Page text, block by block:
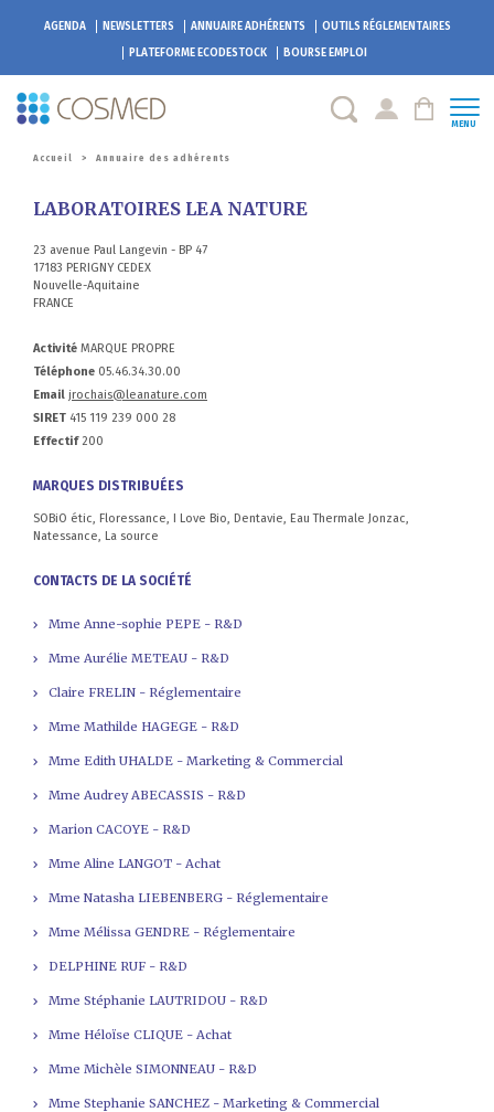
AGENDA NEWSLETTERS ANNUAIRE ADHÉRENTS
OUTILS RÉGLEMENTAIRES
PLATEFORMEECODESTOCK BOURSE EMPLOI
MENU
Accueil > Annuaire des adhérents
LABORATOIRES LEA NATURE
23 avenue Paul Langevin - BP 47
17183 PERIGNY CEDEX
Nouvelle-Aquitaine
FRANCE
Activité MARQUE PROPRE
Téléphone 05.46.34.30.00
Email jrochais@leanature.com
SIRET 415 119 239 000 28
Effectif200
MARQUES DISTRIBUÉES
SOBiO étic, Floressance, I Love Bio, Dentavie, Eau Thermale Jonzac,
Natessance, La source
CONTACTS DE LA SOCIÉTÉ
Mme Anne-sophie PEPE - R&D
Mme Aurélie METEAU - R&D
Claire FRELIN - Réglementaire
Mme Mathilde HAGEGE - R&D
Mme Edith UHALDE - Marketing & Commercial
Mme Audrey ABECASSIS - R&D
Marion CACOYE - R&D
Mme Aline LANGOT - Achat
Mme Natasha LIEBENBERG - Réglementaire
Mme Mélissa GENDRE - Réglementaire
DELPHINE RUF - R&D
Mme Stéphanie LAUTRIDOU - R&D
Mme Héloïse CLIQUE - Achat
Mme Michèle SIMONNEAU - R&D
Mme Stephanie SANCHEZ - Marketing & Commercial